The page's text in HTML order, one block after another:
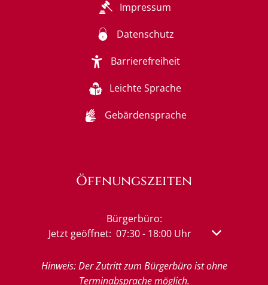
Impressum
Datenschutz
Barrierefreiheit
Leichte Sprache
Gebärdensprache
Öffnungszeiten
Bürgerbüro:
Klicken, um weitere Öffnungs- oder
Jetzt geöffnet: 07:30- 18:00Uhr Von 07:30
Hinweis: Der Zutritt zum Bürgerbüro ist ohne
Terminabsprache möglich.